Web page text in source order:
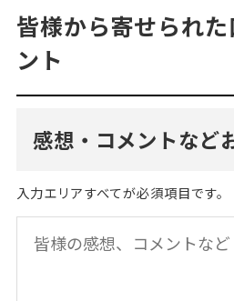
皆様から寄せられ
ント
感想・コメントなど
入力エリアすべてが必須項目です。